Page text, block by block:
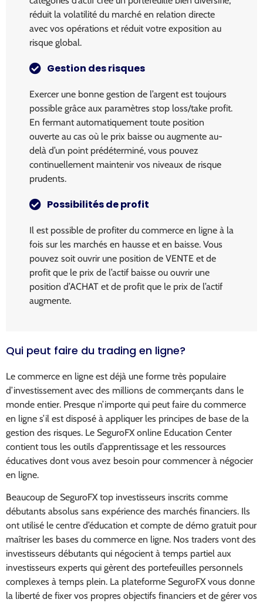
réduit la volatilité du marché en relation directe
avec vos opérations et réduit votre exposition au
risque global.
Gestion des risques
Exercer une bonne gestion de l’argent est toujours
possible grâce aux paramètres stop loss/take profit.
En fermant automatiquement toute position
ouverte au cas où le prix baisse ou augmente au-
delà d’un point prédéterminé, vous pouvez
continuellement maintenir vos niveaux de risque
prudents.
Possibilités de profit
Il est possible de profiter du commerce en ligne à la
fois sur les marchés en hausse et en baisse. Vous
pouvez soit ouvrir une position de VENTE et de
profit que le prix de l’actif baisse ou ouvrir une
position d’ACHAT et de profit que le prix de l’actif
augmente.
Qui peut faire du trading en ligne?
Le commerce en ligne est déjà une forme très populaire
d’investissement avec des millions de commerçants dans le
monde entier. Presque n’importe qui peut faire du commerce
en ligne s’il est disposé à appliquer les principes de base de la
gestion des risques. Le SeguroFX online Education Center
contient tous les outils d’apprentissage et les ressources
éducatives dont vous avez besoin pour commencer à négocier
en ligne.
Beaucoup de SeguroFX top investisseurs inscrits comme
débutants absolus sans expérience des marchés financiers. Ils
ont utilisé le centre d’éducation et compte de démo gratuit pour
maîtriser les bases du commerce en ligne. Nos traders vont des
investisseurs débutants qui négocient à temps partiel aux
investisseurs experts qui gèrent des portefeuilles personnels
complexes à temps plein. La plateforme SeguroFX vous donne
la liberté de fixer vos propres objectifs financiers et de gérer vos